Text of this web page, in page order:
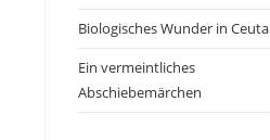
Biologisches Wunder in Ceuta
Ein vermeintliches
Abschiebemärchen